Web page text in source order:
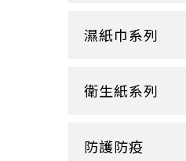
冰淇淋杯
捲口杯
玻璃
湯杯蓋
點心盒
塑膠餐盒
刀、叉、匙
牙籤
濕紙巾系列
圓濕巾
衛生紙系列
盒裝面紙、補充包
防護防疫